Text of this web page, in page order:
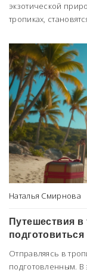
экзотической
тропиках,
посетить для
ожидать от
практические
организации
Наталья Смирнова
Путешествия в
подготовиться
Отправляясь в
подготовленным. В